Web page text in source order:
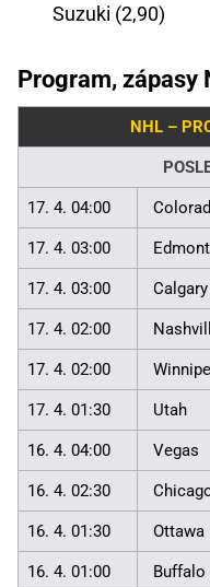
Suzuki (2,90)
Program, zápasy
NHL –
17. 4. 04:00
17. 4. 03:00
17. 4. 03:00 Calgary
17. 4. 02:00
17. 4. 02:00
17. 4. 01:30 Utah
16. 4. 04:00 Vegas
16. 4. 02:30
16. 4. 01:30 Ottawa
16. 4. 01:00 Buffalo